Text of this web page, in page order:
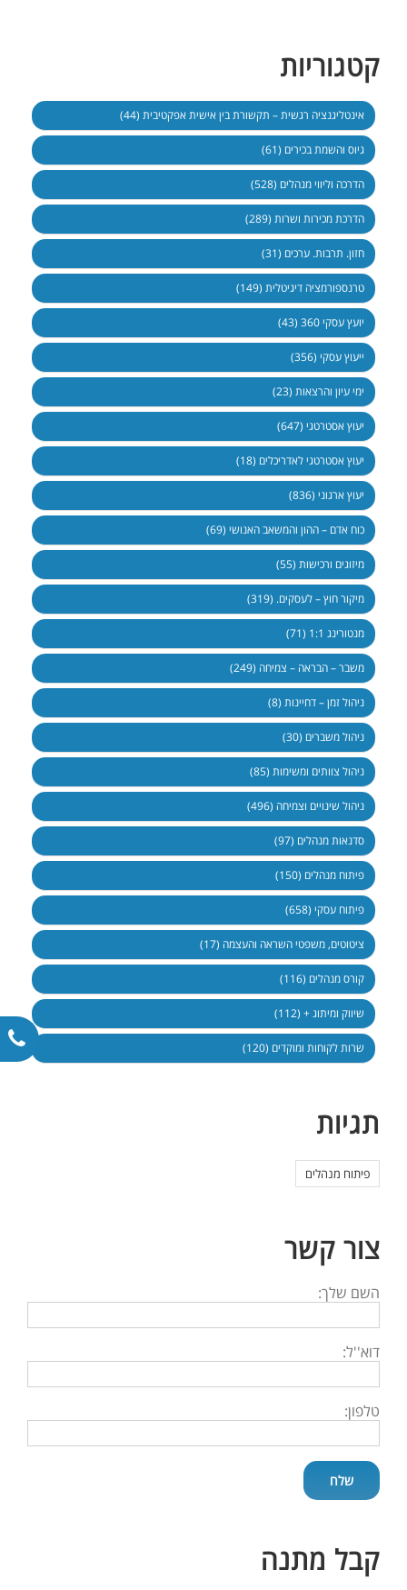
קטגוריות
אינטליגנציה רגשית – תקשורת בין אישית אפקטיבית (44)
גיוס והשמת בכירים (61)
הדרכה וליווי מנהלים (528)
הדרכת מכירות ושרות (289)
חזון. תרבות. ערכים (31)
טרנספורמציה דיגיטלית (149)
יועץ עסקי 360 (43)
ייעוץ עסקי (356)
ימי עיון והרצאות (23)
יעוץ אסטרטגי (647)
יעוץ אסטרטגי לאדריכלים (18)
יעוץ ארגוני (836)
כוח אדם – ההון והמשאב האנושי (69)
מיזוגים ורכישות (55)
מיקור חוץ – לעסקים. (319)
מנטורינג 1:1 (71)
משבר – הבראה – צמיחה (249)
ניהול זמן – דחיינות (8)
ניהול משברים (30)
ניהול צוותים ומשימות (85)
ניהול שינויים וצמיחה (496)
סדנאות מנהלים (97)
פיתוח מנהלים (150)
פיתוח עסקי (658)
ציטוטים, משפטי השראה והעצמה (17)
קורס מנהלים (116)
שיווק ומיתוג + (112)
שרות לקוחות ומוקדים (120)
תגיות
פיתוח מנהלים
צור קשר
השם שלך:
דוא''ל:
טלפון:
קבל מתנה